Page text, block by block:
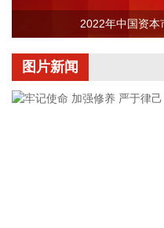
据中国电子消息，8月6日
协议，双方将进一步加强在
作。
2026-08-06 21:22:18
2022年中国资本
图片新闻